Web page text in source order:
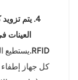
4. يتم
العينات
RFID.
كل جهاز